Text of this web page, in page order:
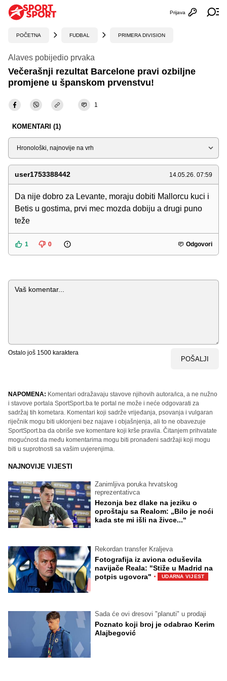
Otvori
Prijava
POČETNA FUDBAL PRIMERA DIVISION
Alaves pobijedio prvaka
Večerašnji rezultat Barcelone pravi ozbiljne
promjene u španskom prvenstvu!
1
KOMENTARI (1)
Sortiraj
user1753388442 14.05.26. 07:59
Da nije dobro za Levante, moraju dobiti Mallorcu kuci i
Betis u gostima, prvi mec mozda dobiju a drugi puno
teže
1 0 Odgovori
Komentar
Ostalo još 1500 karaktera
POŠALJI
NAPOMENA: Komentari odražavaju stavove njihovih autora/ica, a ne nužno
i stavove portala SportSport.ba te portal ne može i neće odgovarati za
sadržaj tih kometara. Komentari koji sadrže vrijeđanja, psovanja i vulgaran
riječnik mogu biti uklonjeni bez najave i objašnjenja, ali to ne obavezuje
SportSport.ba da obriše sve komentare koji krše pravila. Čitanjem prihvatate
mogućnost da među komentarima mogu biti pronađeni sadržaji koji mogu
biti u suprotnosti sa vašim uvjerenjima.
NAJNOVIJE VIJESTI
Zanimljiva poruka hrvatskog
reprezentativca
Hezonja bez dlake na jeziku o
oproštaju sa Realom: „Bilo je noći
kada ste mi išli na živce...“
Rekordan transfer Kraljeva
Fotografija iz aviona oduševila
navijače Reala: "Stiže u Madrid na
potpis ugovora" · UDARNA VIJEST
Sada će ovi dresovi "planuti" u prodaji
Poznato koji broj je odabrao Kerim
Alajbegović